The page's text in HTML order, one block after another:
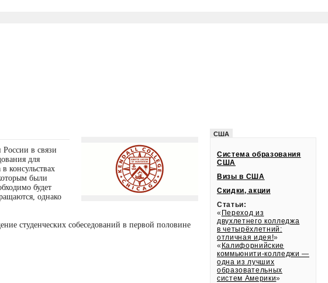
в связи
для
консульствах
были
будет
однако
студенческих собеседований в первой половине
США
Система образования
США
Визы в США
Скидки, акции
Статьи:
« Переход из
двухлетнего колледжа
в четырёхлетний:
отличная идея!»
« Калифорнийские
коммьюнити-колледжи —
одна из лучших
образовательных
систем Америки»